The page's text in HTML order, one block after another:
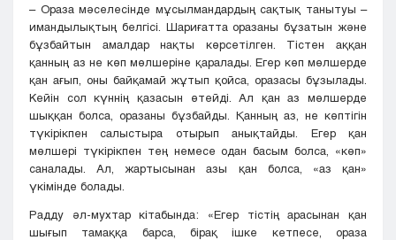
– Ораза мәселесінде мұсылмандардың сақтық танытуы –
имандылықтың белгісі. Шариғатта оразаны бұзатын және
бұзбайтын амалдар нақты көрсетілген. Тістен аққан
қанның аз не көп мөлшеріне қаралады. Егер көп мөлшерде
қан ағып, оны байқамай жұтып қойса, оразасы бұзылады.
Кейін сол күннің қазасын өтейді. Ал қан аз мөлшерде
шыққан болса, оразаны бұзбайды. Қанның аз, не көптігін
түкірікпен салыстыра отырып анықтайды. Егер қан
мөлшері түкірікпен тең немесе одан басым болса, «көп»
саналады. Ал, жартысынан азы қан болса, «аз қан»
үкімінде болады.
Радду әл-мухтар кітабында: «Егер тістің арасынан қан
шығып тамаққа барса, бірақ ішке кетпесе, ораза